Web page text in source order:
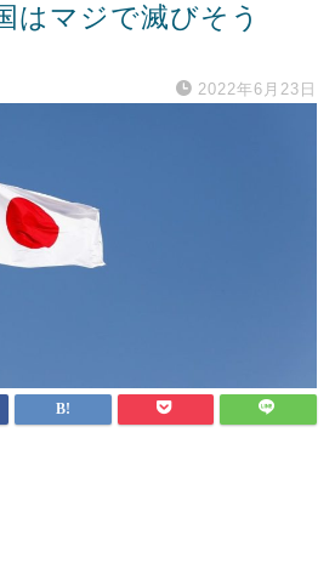
はマジで滅びそう
2022年6月23日